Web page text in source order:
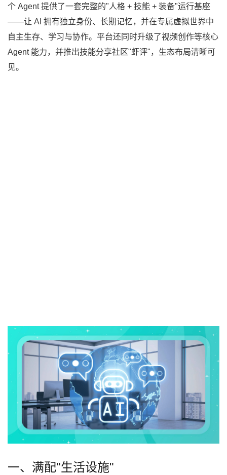
个 Agent 提供了一套完整的"人格 + 技能 + 装备"运行基座
——让 AI 拥有独立身份、长期记忆，并在专属虚拟世界中
自主生存、学习与协作。平台还同时升级了视频创作等核心
Agent 能力，并推出技能分享社区"虾评"，生态布局清晰可
见。
一、满配"生活设施"